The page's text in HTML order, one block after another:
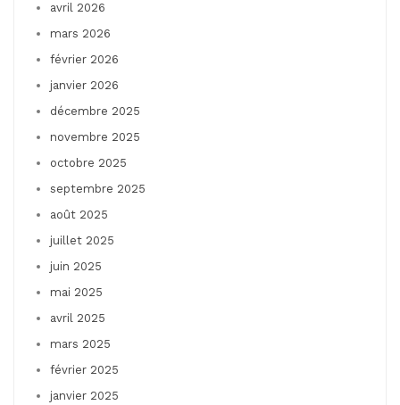
avril 2026
mars 2026
février 2026
janvier 2026
décembre 2025
novembre 2025
octobre 2025
septembre 2025
août 2025
juillet 2025
juin 2025
mai 2025
avril 2025
mars 2025
février 2025
janvier 2025